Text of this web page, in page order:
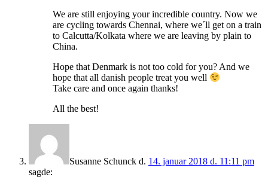
We are still enjoying your incredible country. Now we
are cycling towards Chennai, where we´ll get on a train
to Calcutta/Kolkata where we are leaving by plain to
China.
Hope that Denmark is not too cold for you? And we
hope that all danish people treat you well
Take care and once again thanks!
All the best!
Susanne Schunck d. 14. januar 2018 d. 11:11 pm
sagde: